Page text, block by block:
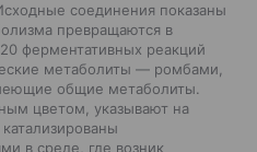
соединения показаны
превращаются в
ферментативных реакций
метаболиты — ромбами,
общие метаболиты.
цветом, указывают на
в среде, где возник